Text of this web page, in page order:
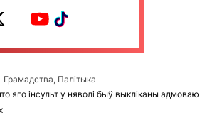
Грамадства, Палітыка
яго інсульт у няволі быў выкліканы адмоваю